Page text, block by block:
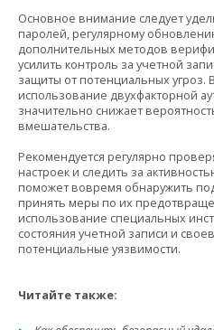
Основное внимание следует
паролей, регулярному
дополнительных методов
усилить контроль за учетной
защиты от потенциальных угроз.
использование двухфакторной
значительно снижает
вмешательства.
Рекомендуется регулярно
настроек и следить за
поможет вовремя обнаружить
принять меры по их
использование специальных
состояния учетной записи и
потенциальные уязвимости.
Читайте также: